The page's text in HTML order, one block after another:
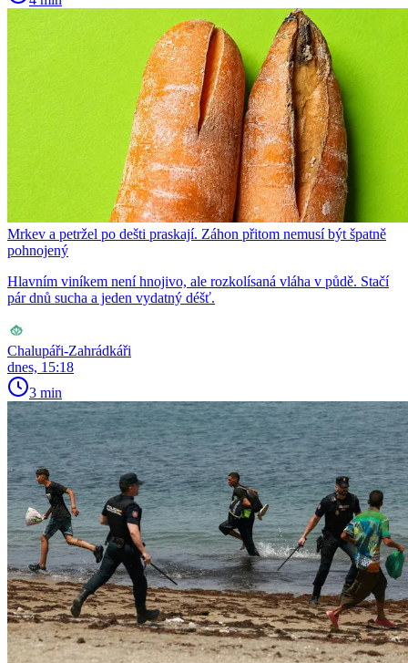
Mrkev a petržel po dešti praskají. Záhon přitom nemusí být špatně
pohnojený
Hlavním viníkem není hnojivo, ale rozkolísaná vláha v půdě. Stačí
pár dnů sucha a jeden vydatný déšť.
Chalupáři-Zahrádkáři
dnes, 15:18
3 min